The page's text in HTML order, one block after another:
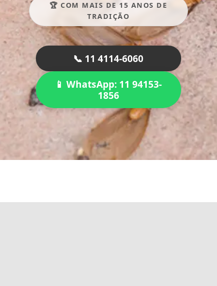
🏆 COM MAIS DE 15 ANOS DE
TRADIÇÃO
📞 11 4114-6060
📱 WhatsApp: 11 94153-
1856